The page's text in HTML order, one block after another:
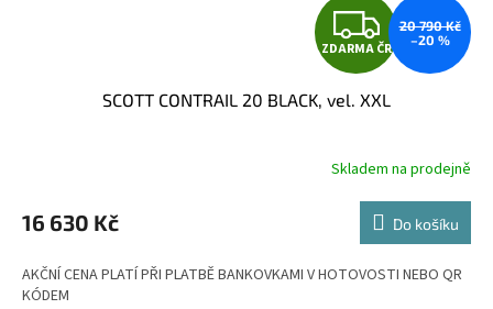
Z
D
A
R
M
A
ZDARMA ČR
20 790 Kč
–20 %
SCOTT CONTRAIL 20 BLACK, vel. XXL
Skladem na prodejně
16 630 Kč Do košíku
AKČNÍ CENA PLATÍ PŘI PLATBĚ BANKOVKAMI V HOTOVOSTI NEBO QR
KÓDEM